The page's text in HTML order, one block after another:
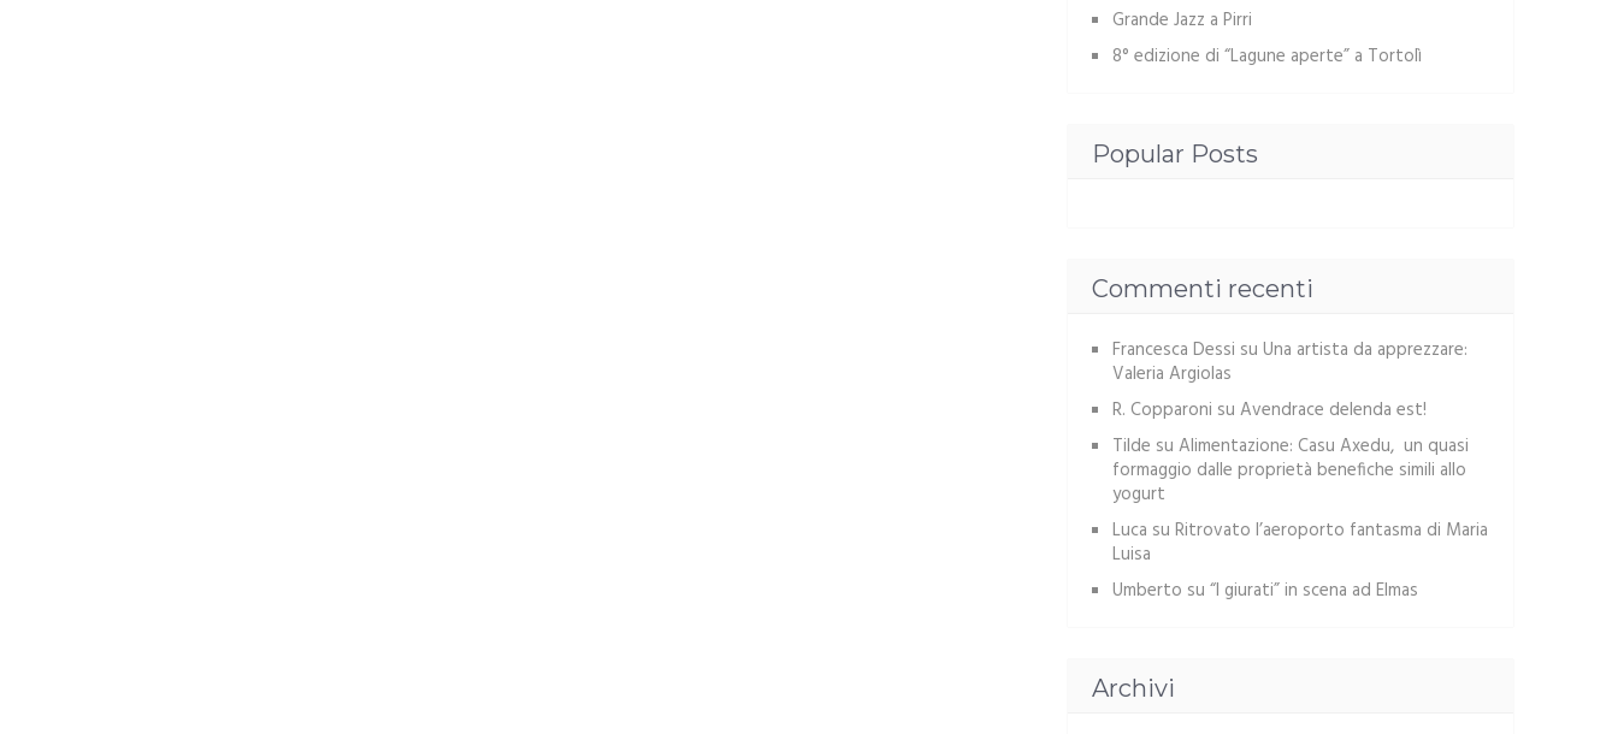
Grande Jazz a Pirri
8° edizione di “Lagune aperte” a Tortolì
Popular Posts
Commenti recenti
Francesca Dessi su Una artista da apprezzare:
Valeria Argiolas
R. Copparoni su Avendrace delenda est!
Tilde su Alimentazione: Casu Axedu, un quasi
formaggio dalle proprietà benefiche simili allo
yogurt
Luca su Ritrovato l’aeroporto fantasma di Maria
Luisa
Umberto su “I giurati” in scena ad Elmas
Archivi